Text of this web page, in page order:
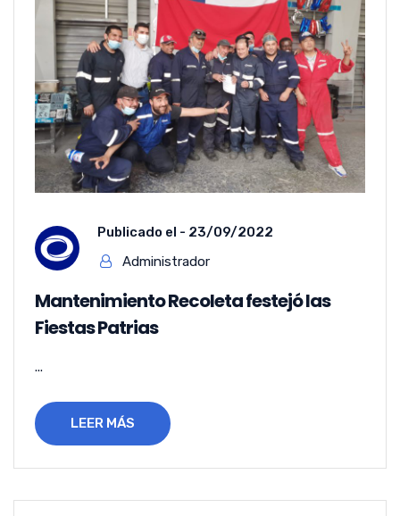
Publicado el - 23/09/2022
Administrador
Mantenimiento Recoleta festejó las
Fiestas Patrias
...
LEER MÁS